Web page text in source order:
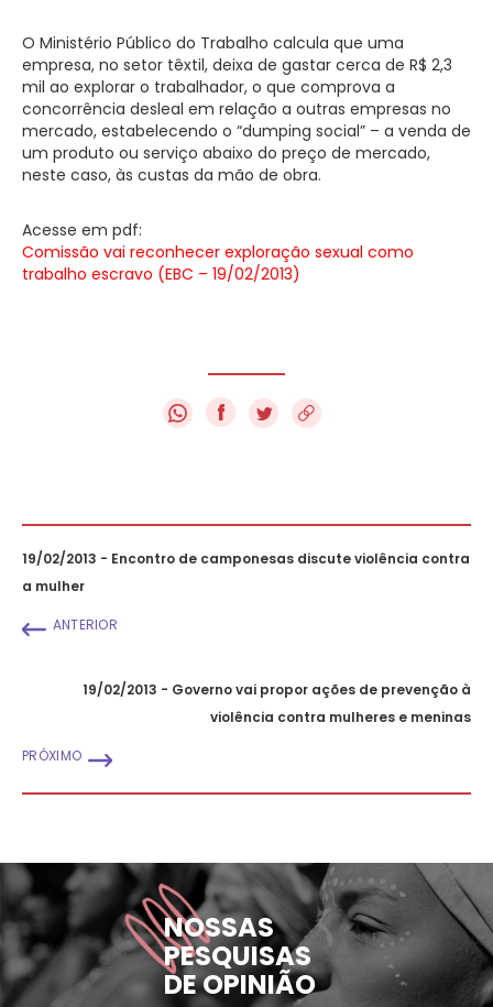
O Ministério Público do Trabalho calcula que uma
empresa, no setor têxtil, deixa de gastar cerca de R$ 2,3
mil ao explorar o trabalhador, o que comprova a
concorrência desleal em relação a outras empresas no
mercado, estabelecendo o “dumping social” – a venda de
um produto ou serviço abaixo do preço de mercado,
neste caso, às custas da mão de obra.
Acesse em pdf:
Comissão vai reconhecer exploração sexual como
trabalho escravo (EBC – 19/02/2013)
f
19/02/2013 - Encontro de camponesas discute violência contra
a mulher
ANTERIOR
19/02/2013 - Governo vai propor ações de prevenção à
violência contra mulheres e meninas
PRÓXIMO
NOSSAS
PESQUISAS
DE OPINIÃO